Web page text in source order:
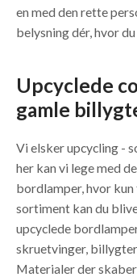
en med den rette
belysning dér, hvor du
Upcyclede
gamle
Vi elsker upcycling -
her kan vi lege med
bordlamper, hvor
sortiment kan du
upcyclede
skruetvinger,
Materialer der